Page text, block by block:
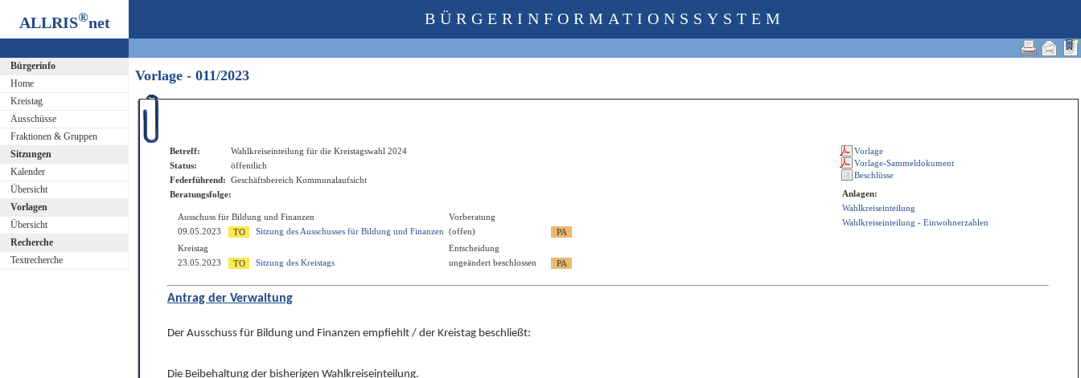
ALLRIS®net
Bürgerinfo
Home
Kreistag
Ausschüsse
Fraktionen & Gruppen
Sitzungen
Kalender
Übersicht
Vorlagen
Übersicht
Recherche
Textrecherche
BÜRGERINFORMATIONSSYSTEM
Vorlage - 011/2023
Betreff:
Wahlkreiseinteilung für die Kreistagswahl 2024
Status:
öffentlich
Federführend: Geschäftsbereich Kommunalaufsicht
Beratungsfolge:
Ausschuss für Bildung und Finanzen
Vorberatung
09.05.2023
Sitzung des Ausschusses für Bildung und Finanzen (offen)
Kreistag
Entscheidung
23.05.2023
Sitzung des Kreistags ungeändert beschlossen
Anlagen:
Wahlkreiseinteilung
Wahlkreiseinteilung - Einwohnerzahlen
Antrag der Verwaltung
Der Ausschuss für Bildung und Finanzen empfiehlt / der Kreistag beschließt:
Die Beibehaltung der bisherigen Wahlkreiseinteilung.